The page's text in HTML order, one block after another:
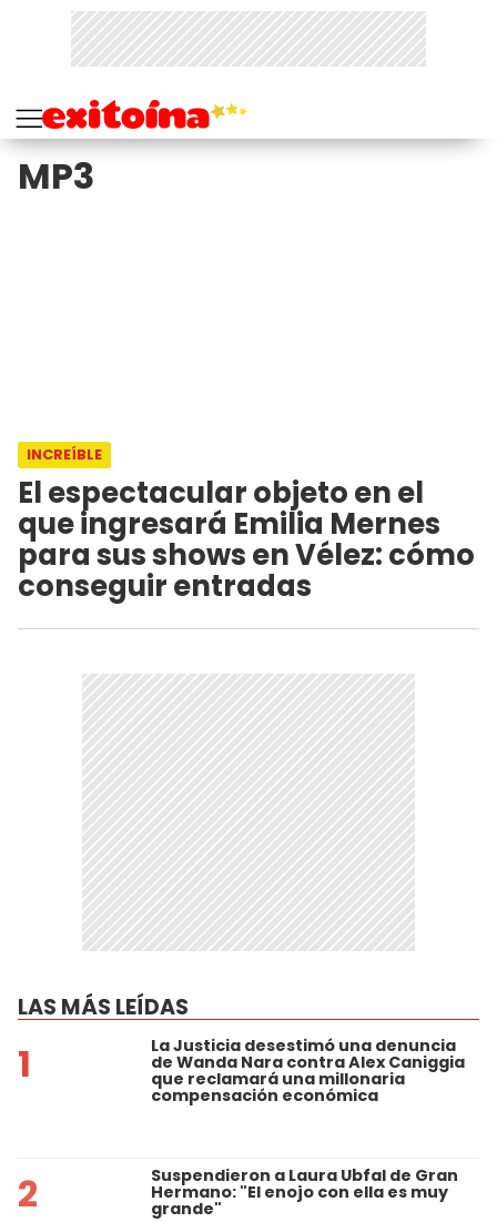
MP3
INCREÍBLE
El espectacular objeto en el
que ingresará Emilia Mernes
para sus shows en Vélez: cómo
conseguir entradas
LAS MÁS LEÍDAS
1 La Justicia desestimó una denuncia
de Wanda Nara contra Alex Caniggia
que reclamará una millonaria
compensación económica
2 Suspendieron a Laura Ubfal de Gran
Hermano: "El enojo con ella es muy
grande"